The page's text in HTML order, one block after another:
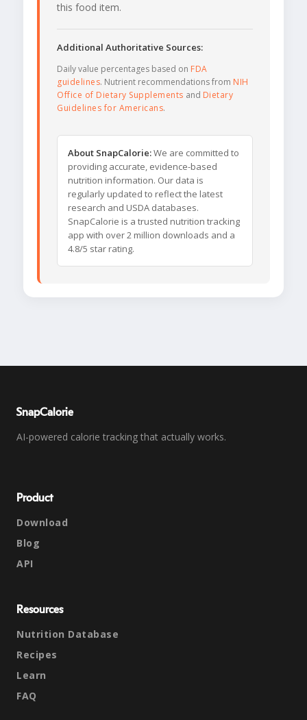
this food item.
Additional Authoritative Sources:
Daily value percentages based on FDA
guidelines. Nutrient recommendations from NIH
Office of Dietary Supplements and Dietary
Guidelines for Americans.
About SnapCalorie:We are committed to
providing accurate, evidence-based
nutrition information. Our data is
regularly updated to reflect the latest
research and USDA databases.
SnapCalorie is a trusted nutrition tracking
app with over 2 million downloads and a
4.8/5 star rating.
SnapCalorie
AI-powered calorie tracking that actually works.
Product
Download
Blog
API
Resources
Nutrition Database
Recipes
Learn
FAQ